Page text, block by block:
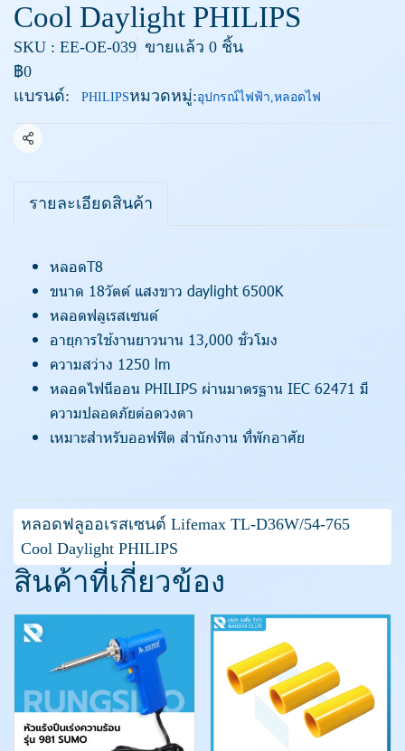
Cool Daylight PHILIPS
SKU : EE-OE-039 ขายแล้ว 0 ชิ้น
฿0
แบรนด์:
PHILIPSหมวดหมู่:อุปกรณ์ไฟฟ้า,หลอดไฟ
แชร์
รายละเอียดสินค้า
หลอดT8
ขนาด 18วัตต์ แสงขาว daylight 6500K
หลอดฟลูเรสเซนต์
อายุการใช้งานยาวนาน 13,000 ชั่วโมง
ความสว่าง 1250 lm
หลอดไฟนีออน PHILIPS ผ่านมาตรฐาน IEC 62471 มี
ความปลอดภัยต่อดวงตา
เหมาะสำหรับออฟฟิต สำนักงาน ที่พักอาศัย
หลอดฟลูออเรสเซนต์ Lifemax TL-D36W/54-765
Cool Daylight PHILIPS
สินค้าที่เกี่ยวข้อง